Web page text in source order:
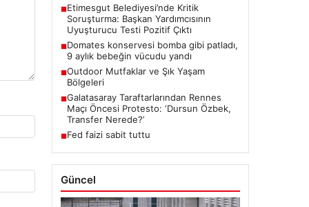
■Etimesgut Belediyesi’nde Kritik
Soruşturma: Başkan Yardımcısının
Uyuşturucu Testi Pozitif Çıktı
■Domates konservesi bomba gibi patladı,
9 aylık bebeğin vücudu yandı
■Outdoor Mutfaklar ve Şık Yaşam
Bölgeleri
■Galatasaray Taraftarlarından Rennes
Maçı Öncesi Protesto: ‘Dursun Özbek,
Transfer Nerede?’
■Fed faizi sabit tuttu
Güncel